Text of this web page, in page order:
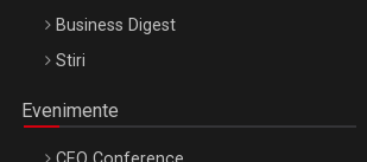
Business Digest
Stiri
Evenimente